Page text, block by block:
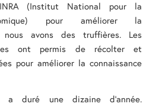
(Institut National pour la
pour améliorer la
nous avons des truffières. Les
ont permis de récolter et
pour améliorer la connaissance
a duré une dizaine d’année.